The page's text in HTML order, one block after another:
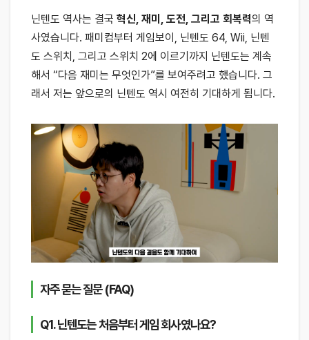
닌텐도 역사는 결국 혁신, 재미, 도전, 그리고 회복력의 역
사였습니다. 패미컴부터 게임보이, 닌텐도 64, Wii, 닌텐
도 스위치, 그리고 스위치 2에 이르기까지 닌텐도는 계속
해서 “다음 재미는 무엇인가”를 보여주려고 했습니다. 그
래서 저는 앞으로의 닌텐도 역시 여전히 기대하게 됩니다.
자주 묻는 질문 (FAQ)
Q1. 닌텐도는 처음부터 게임 회사였나요?